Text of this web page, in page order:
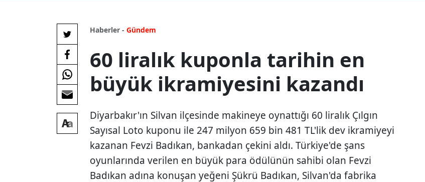
Haberler - Gündem
60 liralık kuponla tarihin en
büyük ikramiyesini kazandı
Diyarbakır'ın Silvan ilçesinde makineye oynattığı 60 liralık Çılgın
Sayısal Loto kuponu ile 247 milyon 659 bin 481 TL'lik dev ikramiyeyi
kazanan Fevzi Badıkan, bankadan çekini aldı. Türkiye'de şans
oyunlarında verilen en büyük para ödülünün sahibi olan Fevzi
Badıkan adına konuşan yeğeni Şükrü Badıkan, Silvan'da fabrika